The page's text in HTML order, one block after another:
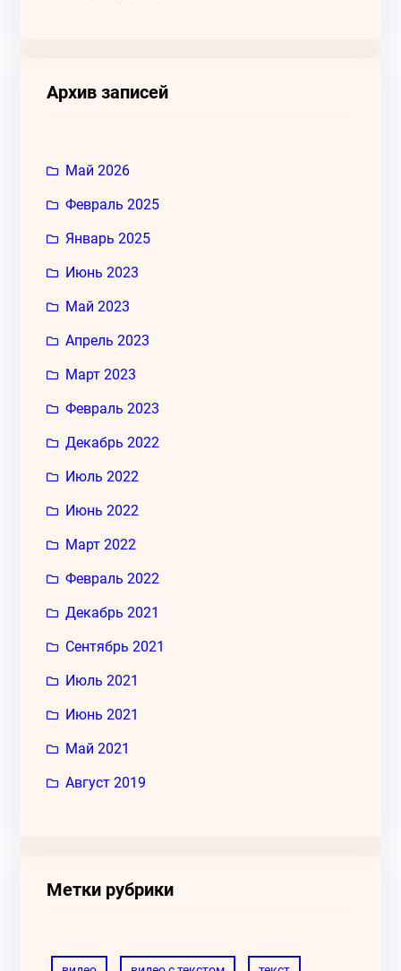
Архив записей
Май 2026
Февраль 2025
Январь 2025
Июнь 2023
Май 2023
Апрель 2023
Март 2023
Февраль 2023
Декабрь 2022
Июль 2022
Июнь 2022
Март 2022
Февраль 2022
Декабрь 2021
Сентябрь 2021
Июль 2021
Июнь 2021
Май 2021
Август 2019
Метки рубрики